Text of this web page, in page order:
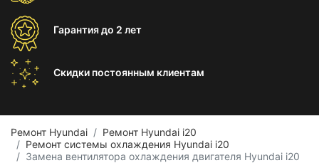
Гарантиядо 2 лет
Скидки постоянным клиентам
Ремонт Hyundai
Ремонт Hyundai i20
Ремонт системы охлаждения Hyundai i20
Замена вентилятора охлаждения двигателя Hyundai i20